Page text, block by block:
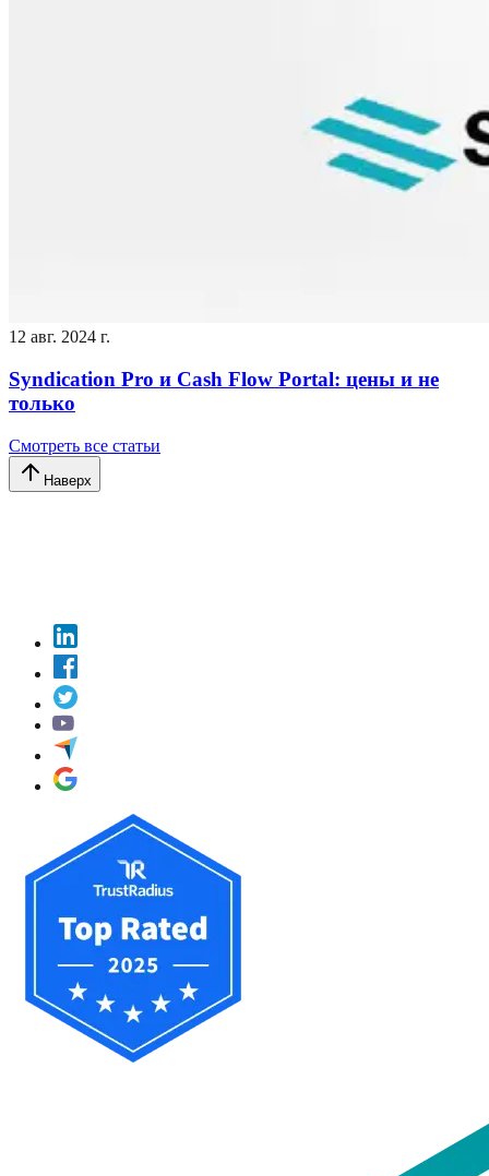
12 авг. 2024 г.
Syndication Pro и Cash Flow Portal: цены и не
только
Смотреть все статьи
Наверх